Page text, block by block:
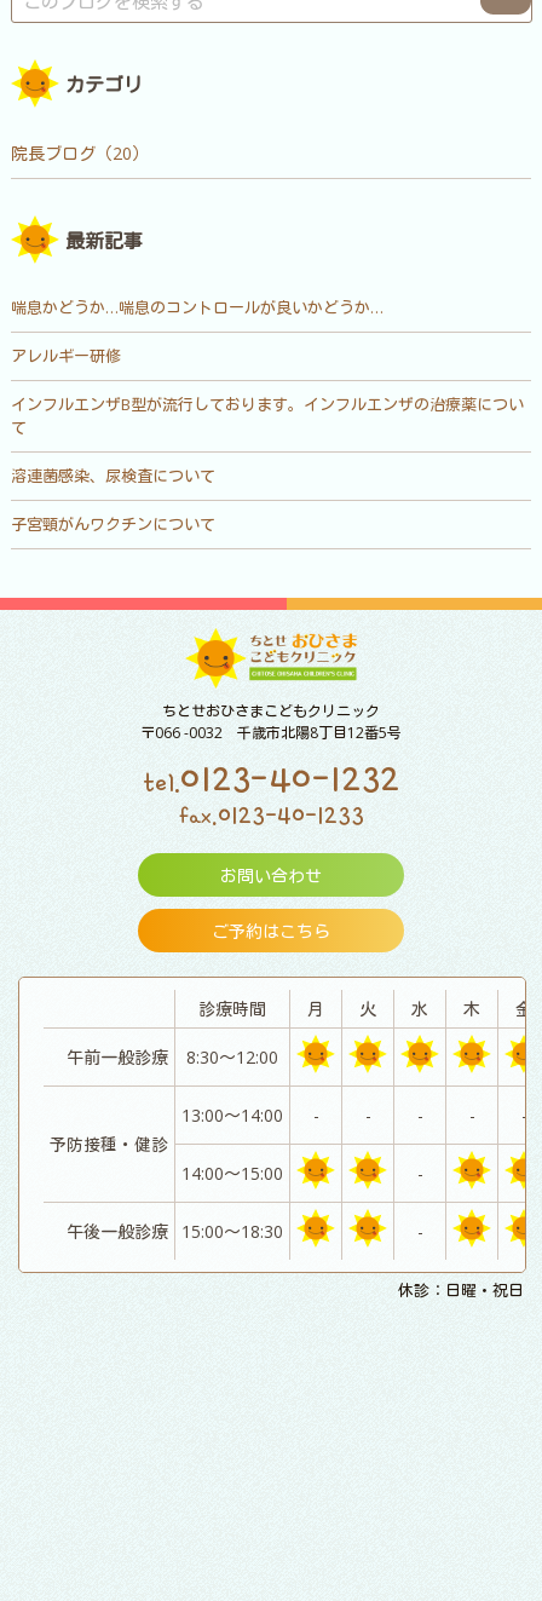
カテゴリ
院長ブログ（20）
最新記事
喘息かどうか…喘息のコントロールが良いかどうか…
アレルギー研修
インフルエンザB型が流行しております。インフルエンザの治療薬につい
て
溶連菌感染、尿検査について
子宮頸がんワクチンについて
ちとせおひさまこどもクリニック
〒066 -0032 千歳市北陽8丁目12番5号
tel.0123-40-1232
fax.0123-40-1233
お問い合わせ
ご予約はこちら
診療時間 月 火 水 木 金
午前一般診療 8:30～12:00
予防接種・健診
13:00～14:00 - - - - -
14:00～15:00 -
午後一般診療 15:00～18:30 -
休診：日曜・祝日